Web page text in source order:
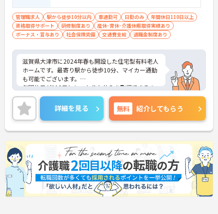
管理職求人 駅から徒歩10分以内 車通勤可 日勤のみ
年間休日110日以上
資格取得サポート
研修制度あり
産休･育休･介護休暇取得実績あり
ボーナス・賞与あり
社会保険完備 交通費支給 退職金制度あり
滋賀県大津市に2024年春も開設した住宅型有料老人
ホームです。最寄り駅から徒歩10分、マイカー通勤
も可能でございます。
年間休日が112日としっかりお休みを取得できるの
で、ワークライフバランスを大切にしたい方におす
すめです。
ご興味のある方には、面接対策ポイントなど、さら
に詳細をお話しいたしますのでお気軽にご相談くだ
さい！
詳細を見る 無料 紹介してもらう